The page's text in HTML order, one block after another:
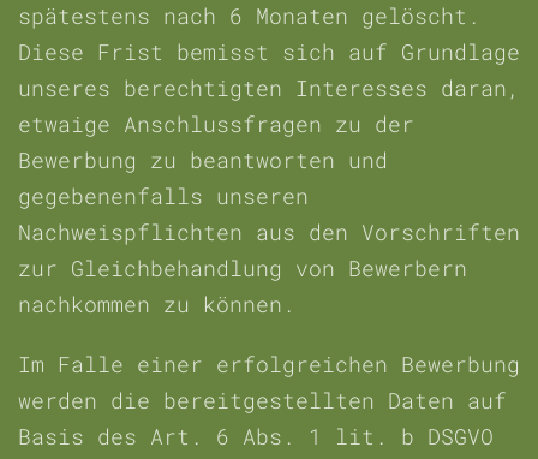
spätestens nach 6 Monaten gelöscht.
Diese Frist bemisst sich auf Grundlage
unseres berechtigten Interesses daran,
etwaige Anschlussfragen zu der
Bewerbung zu beantworten und
gegebenenfalls unseren
Nachweispflichten aus den Vorschriften
zur Gleichbehandlung von Bewerbern
nachkommen zu können.
Im Falle einer erfolgreichen Bewerbung
werden die bereitgestellten Daten auf
Basis des Art. 6 Abs. 1 lit. b DSGVO